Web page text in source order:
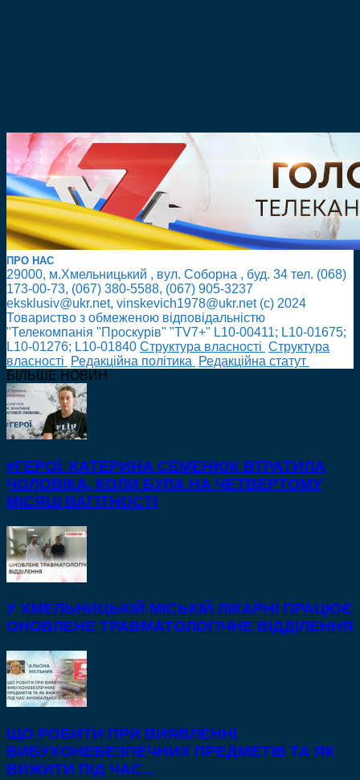
ПРО НАС
29000, м.Хмельницький , вул. Соборна , буд. 34 тел. (068)
173-00-73, (067) 380-5588, (067) 905-3237
eksklusiv@ukr.net, vinskevich1978@ukr.net (с) 2024
Товариство з обмеженою відповідальністю
"Телекомпанія "Проскурів" "TV7+" L10-00411; L10-01675;
L10-01276; L10-01840 Cтруктура власності Cтруктура
власності
Редакційна політика
Редакційна статут
БІЛЬШЕ НОВИН
#ГЕРОЇ. КАТЕРИНА СЕМЕНЮК ВТРАТИЛА
ЧОЛОВІКА, КОЛИ БУЛА НА ЧЕТВЕРТОМУ
МІСЯЦІ ВАГІТНОСТІ
У ХМЕЛЬНИЦЬКІЙ МІСЬКІЙ ЛІКАРНІ ПРАЦЮЄ
ОНОВЛЕНЕ ТРАВМАТОЛОГІЧНЕ ВІДДІЛЕННЯ
ЩО РОБИТИ ПРИ ВИЯВЛЕННІ
ВИБУХОНЕБЕЗПЕЧНИХ ПРЕДМЕТІВ ТА ЯК
ВИЖИТИ ПІД ЧАС...